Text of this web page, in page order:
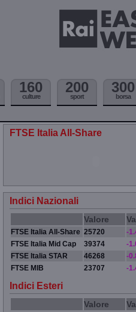
160
culture
200
sport
300
borsa
FTSE Italia All-Share
Indici Nazionali
Valore
FTSE Italia All-Share 25720
-
FTSE Italia Mid Cap
39374
-
FTSE Italia STAR
46268
-
FTSE MIB
23707 -
Indici Esteri
Valore